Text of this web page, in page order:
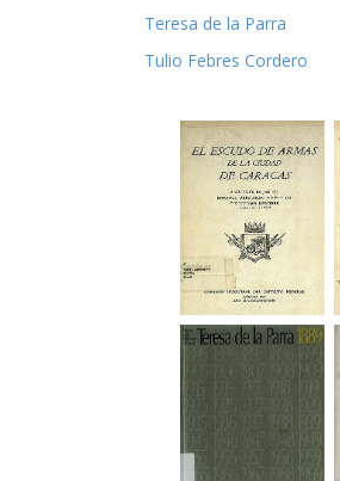
Teresa de la Parra
Tulio Febres Cordero